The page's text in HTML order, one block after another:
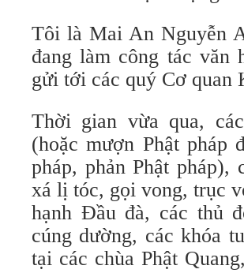
Tôi là Mai An Nguyễn
đang làm công tác văn
gửi tới các quý Cơ quan
Thời gian vừa qua,
(hoặc mượn Phật pháp
pháp, phản Phật
xá lị tóc, gọi vong, trục
hạnh Đầu đà, các thủ
cúng dường, các khóa
tại các chùa Phật